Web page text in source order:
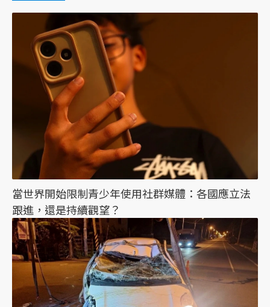
當世界開始限制青少年使用社群媒體：各國應立法
跟進，還是持續觀望？